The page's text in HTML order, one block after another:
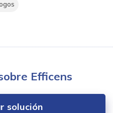
Efficens
solución